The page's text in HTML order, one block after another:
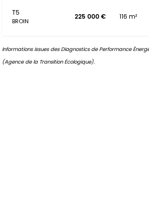
T5
BROIN
225 000 € 116 m²
Informations issues des Diagnostics de Performance
(Agence de la Transition Écologique).